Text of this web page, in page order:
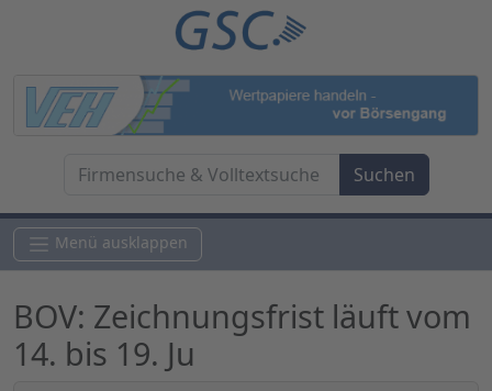
Menü ausklappen
BOV: Zeichnungsfrist läuft vom
14. bis 19. Ju